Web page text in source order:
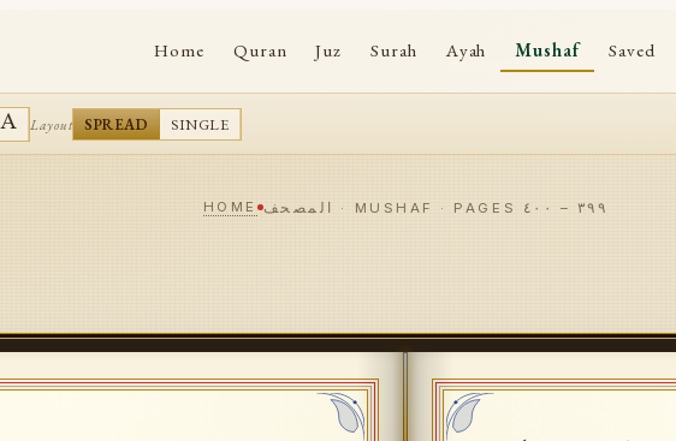
Home Quran Juz Surah Ayah Mushaf Saved
A Layout SPREAD SINGLE
HOME المصحف · MUSHAF · PAGES ٣٩٩ – ٤٠٠